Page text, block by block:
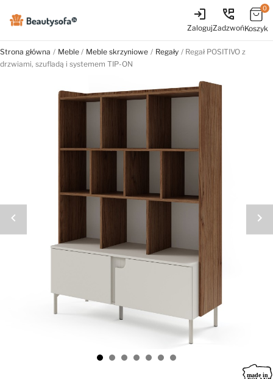
login
Zaloguj
perm_phone_msg
Zadzwoń
0
Koszyk
Strona główna Meble Meble skrzyniowe Regały
Regał POSITIVO z
drzwiami, szufladą i systemem TIP-ON